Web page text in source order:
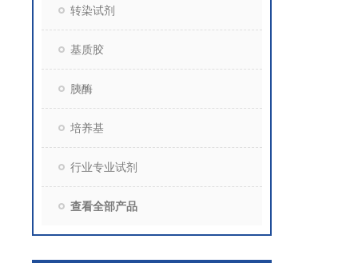
转染试剂
基质胶
胰酶
培养基
行业专业试剂
查看全部产品